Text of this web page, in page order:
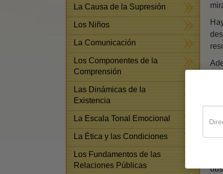
Y
La Causa de la Supresión
Los Niños
La Comunicación
Los Componentes de la
Comprensión
Las Dinámicas de la
Existencia
La Escala Tonal Emocional
La Ética y las Condiciones
Los Fundamentos de las
Relaciones Públicas